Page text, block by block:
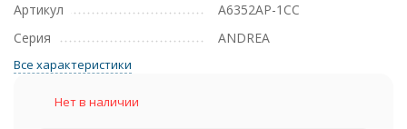
Артикул
A6352AP-1CC
Серия
ANDREA
Все характеристики
Нет в наличии